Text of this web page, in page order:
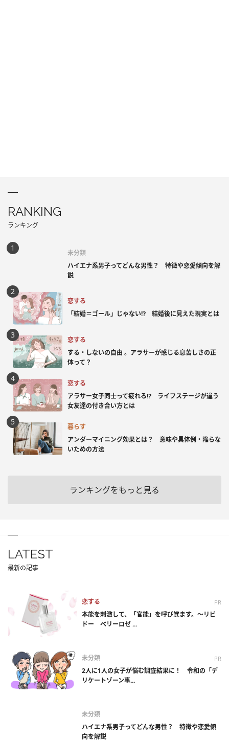
RANKING
ランキング
未分類
ハイエナ系男子ってどんな男性？ 特徴や恋愛傾向を解
説
恋する
「結婚＝ゴール」じゃない⁉ 結婚後に見えた現実とは
恋する
する・しないの自由 。アラサーが感じる息苦しさの正
体って？
恋する
アラサー女子同士って疲れる⁉ ライフステージが違う
女友達の付き合い方とは
暮らす
アンダーマイニング効果とは？ 意味や具体例・陥らな
いための方法
ランキングをもっと見る
LATEST
最新の記事
恋する PR
本能を刺激して、「官能」を呼び覚ます。～リビ
ドー ベリーロゼ ...
未分類 PR
2人に1人の女子が悩む調査結果に！ 令和の「デ
リケートゾーン事...
未分類
ハイエナ系男子ってどんな男性？ 特徴や恋愛傾
向を解説